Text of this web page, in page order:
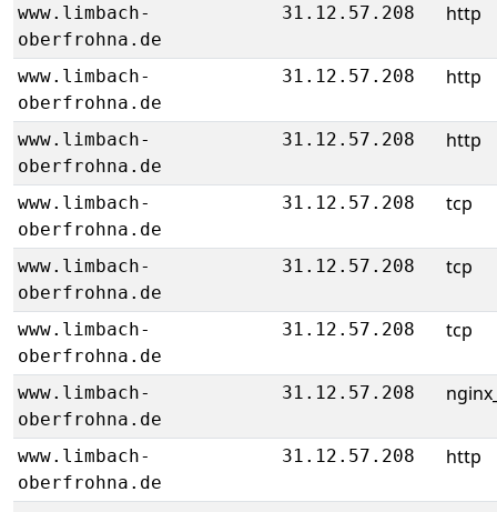
www.limbach-
oberfrohna.de
31.12.57.208 http
www.limbach-
oberfrohna.de
31.12.57.208 http
www.limbach-
oberfrohna.de
31.12.57.208 http
www.limbach-
oberfrohna.de
31.12.57.208 tcp
www.limbach-
oberfrohna.de
31.12.57.208 tcp
www.limbach-
oberfrohna.de
31.12.57.208 tcp
www.limbach-
oberfrohna.de
31.12.57.208
www.limbach-
oberfrohna.de
31.12.57.208 http